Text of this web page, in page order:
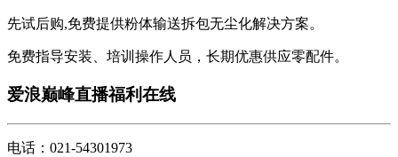
先试后购,免费提供粉体输送拆包无尘化解决方案。
免费指导安装、培训操作人员，长期优惠供应零配件。
爱浪巅峰直播福利在线
电话：021-54301973